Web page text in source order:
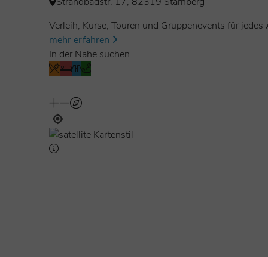
Verleih, Kurse, Touren und Gruppenevents für
mehr erfahren
In der Nähe suchen